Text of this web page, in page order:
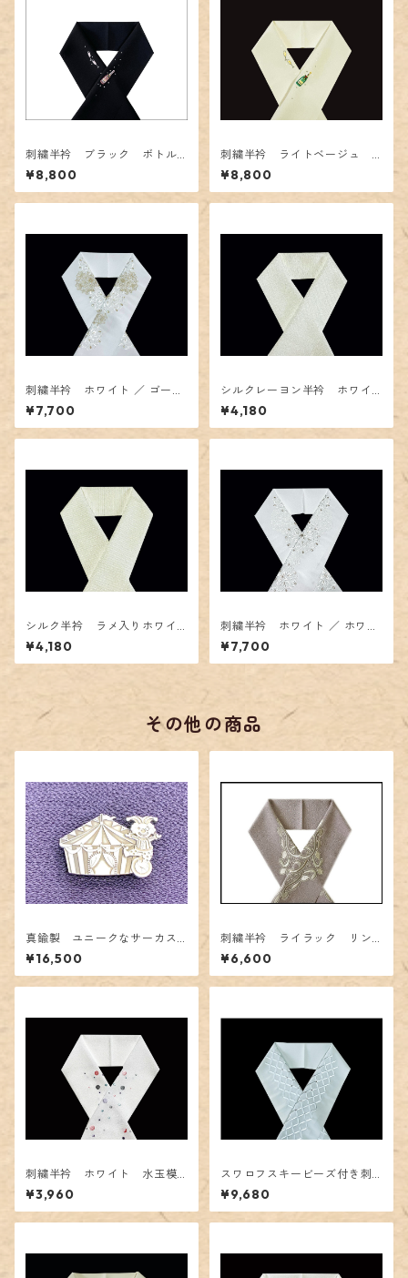
刺繍半衿 ブラック ボトル
とペアグラス
¥8,800
刺繍半衿 ライトベージュ
ボトルとペアグラス
¥8,800
刺繍半衿 ホワイト ／ ゴール
ド ダマスク柄
¥7,700
シルクレーヨン半衿 ホワイ
ト ／ ラメ 格子
¥4,180
シルク半衿 ラメ入りホワイ
ト ボーダー
¥4,180
刺繍半衿 ホワイト ／ ホワイ
ト ダマスク柄
¥7,700
その他の商品
真鍮製 ユニークなサーカス
の帯留
¥16,500
刺繍半衿 ライラック リン
グつなぎ
¥6,600
刺繍半衿 ホワイト 水玉模
様
¥3,960
スワロフスキービーズ付き刺
繍半衿 ブルー
¥9,680